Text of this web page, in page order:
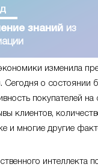
знаний из
изменила
Сегодня о состоянии
покупателей на
клиентов,
и многие другие
интеллекта